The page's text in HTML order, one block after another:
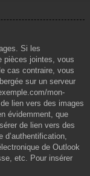
Si les
pièces jointes, vous
cas contraire, vous
sur un serveur
mon-
lien vers des images
évidemment, que
de lien vers des
d’authentification,
de Outlook
etc. Pour insérer